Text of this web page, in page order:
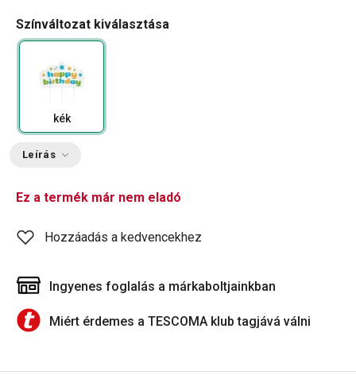
Színváltozat kiválasztása
kék
Leírás
Ez a termék már nem eladó
Hozzáadás a kedvencekhez
Ingyenes foglalás a márkaboltjainkban
Miért érdemes a TESCOMA klub tagjává válni